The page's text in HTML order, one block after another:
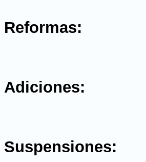
Reformas:
Adiciones:
Suspensiones: